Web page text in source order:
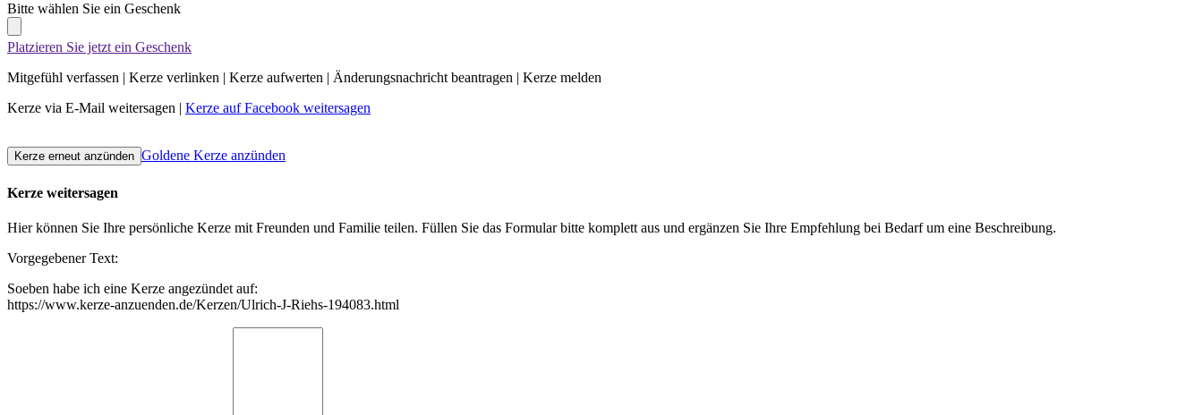
Bitte wählen Sie ein Geschenk
Platzieren Sie jetzt ein Geschenk
Mitgefühl verfassen
Kerze verlinken Kerze aufwerten Änderungsnachricht beantragen
Kerze melden
Kerze via E-Mail weitersagen
Kerze auf Facebook weitersagen
Goldene Kerze anzünden
Kerze weitersagen
Hier können Sie Ihre persönliche Kerze mit Freunden und Familie teilen. Füllen Sie das Formular bitte komplett aus und ergänzen Sie Ihre Empfehlung bei Bedarf um eine Beschreibung.
Vorgegebener Text:
Soeben habe ich eine Kerze angezündet auf:
https://www.kerze-anzuenden.de/Kerzen/Ulrich-J-Riehs-194083.html